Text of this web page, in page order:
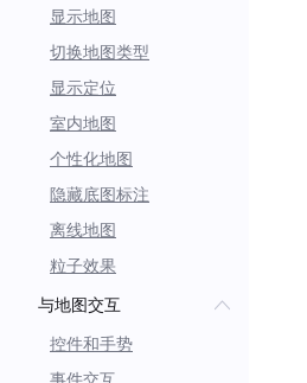
显示地图
切换地图类型
显示定位
室内地图
个性化地图
隐藏底图标注
离线地图
粒子效果
与地图交互
控件和手势
事件交互